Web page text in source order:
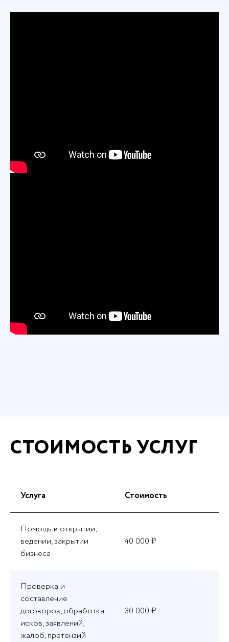
СТОИМОСТЬ УСЛУГ
Услуга Стоимость
Помощь в открытии,
ведении, закрытии
бизнеса
40 000 ₽
Проверка и
составление
договоров, обработка
исков, заявлений,
жалоб, претензий
30 000 ₽